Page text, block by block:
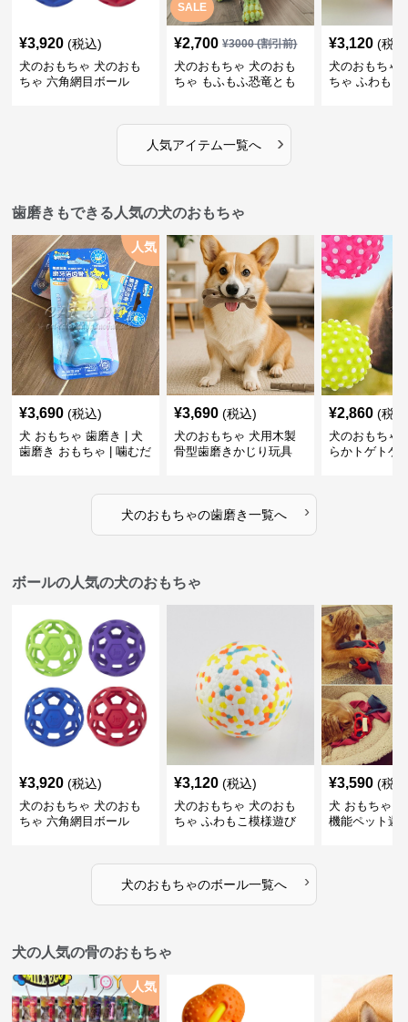
¥3,920 (税込)
犬のおもちゃ 犬のおも
ちゃ 六角網目ボール
SALE
¥2,700 ¥3000(割引前)
犬のおもちゃ 犬のおも
ちゃ もふもふ恐竜とも
¥3,120 (税
犬のおもちゃ
ちゃ ふわもこ
人気アイテム一覧へ ›
歯磨きもできる人気の犬のおもちゃ
人気
¥3,690 (税込)
犬 おもちゃ 歯磨き | 犬
歯磨き おもちゃ | 噛むだ
¥3,690 (税込)
犬のおもちゃ 犬用木製
骨型歯磨きかじり玩具
¥2,860 (税
犬のおもちゃ
らかトゲトゲ
犬のおもちゃの歯磨き一覧へ ›
ボールの人気の犬のおもちゃ
¥3,920 (税込)
犬のおもちゃ 犬のおも
ちゃ 六角網目ボール
¥3,120 (税込)
犬のおもちゃ 犬のおも
ちゃ ふわもこ模様遊び
¥3,590 (税
犬 おもちゃ
機能ペット遊
犬のおもちゃのボール一覧へ ›
犬の人気の骨のおもちゃ
人気